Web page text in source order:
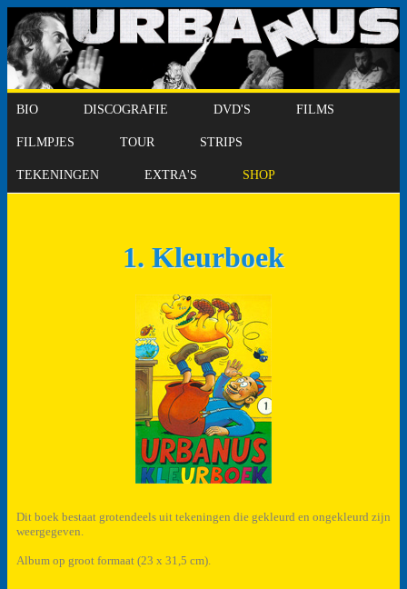
BIO DISCOGRAFIE DVD'S FILMS
FILMPJES TOUR STRIPS
TEKENINGEN EXTRA'S SHOP
1. Kleurboek
Dit boek bestaat grotendeels uit tekeningen die gekleurd en ongekleurd zijn
weergegeven.
Album op groot formaat (23 x 31,5 cm).